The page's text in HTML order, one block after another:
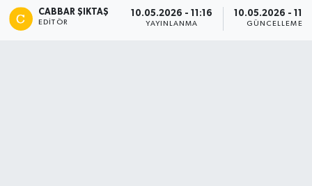
CABBAR ŞIKTAŞ
EDITÖR
10.05.2026 - 11:16
YAYINLANMA
10.05.2026 -
GÜNCELLEME